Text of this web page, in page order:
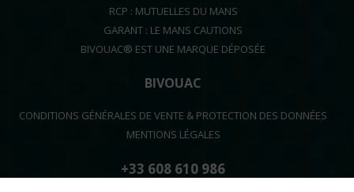
RCP : MUTUELLES DU MANS
GARANT : LE MANS CAUTIONS
BIVOUAC® EST UNE MARQUE DÉPOSÉE
BIVOUAC
CONDITIONS GÉNÉRALES DE VENTE & PROTECTION DES DONNÉES
MENTIONS LÉGALES
+33 608 610 986